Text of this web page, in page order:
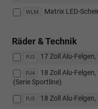
WLM Matrix LED-
Räder & Technik
PJ3 17 Zoll Alu-
PJ4
18 Zoll Alu-
(Serie Sportline)
PJ5 18 Zoll Alu-Felgen,